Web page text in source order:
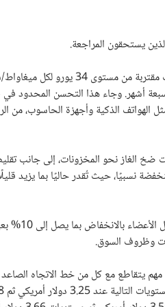
يستحقون المراجعة.
، فلقد سجلت العقود الآجلة للغاز الطبيعي الأوروبي ارتفاع طفيف
8 بالمائة لتلامس أدنى مستوى لها منذ سبعة أشهر. وجاء هذا التحسن
الهواتف الذكية وأجهزة الحاسوب، من
ضخ الغاز نحو المخزونات، إلى جانب
من جانب السياسات، وافقت دول الاتحاد الأوروبي على إدخال
3.43 دولار الأمريكي وهو مستوى دعم مهم يتقاطع مع كل من خط